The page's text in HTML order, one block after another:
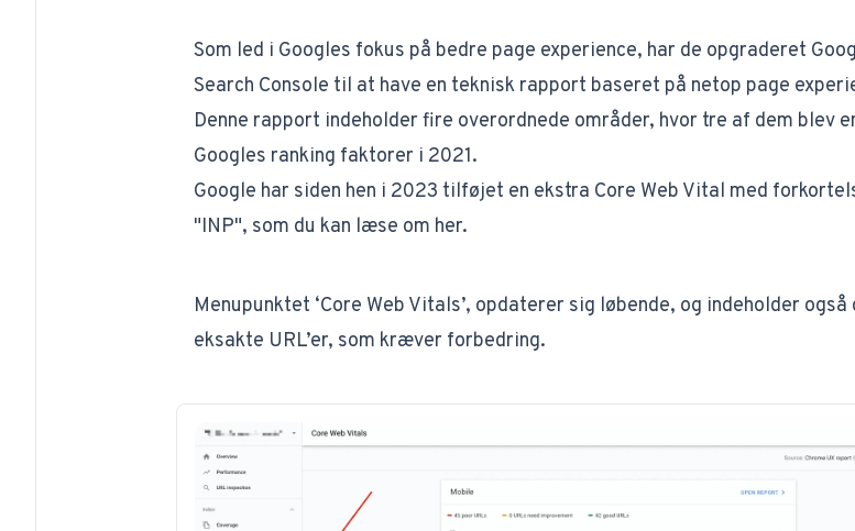
Som led i Googles fokus på bedre page experience, har de opgraderet
Search Console til at have en teknisk rapport baseret på netop page
Denne rapport indeholder fire overordnede områder, hvor tre af dem blev
Googles ranking faktorer i 2021.
Google har siden hen i 2023 tilføjet en ekstra Core Web Vital med
"INP", som du kan læse om her.
Menupunktet ‘Core Web Vitals’, opdaterer sig løbende, og indeholder også
eksakte URL’er, som kræver forbedring.